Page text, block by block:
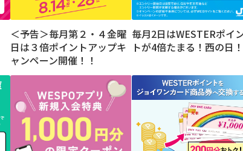
＜予告＞毎月第２・４金曜
日は３倍ポイントアップキ
ャンペーン開催！！
毎月2日はWESTERポイ
トが4倍たまる！西の日！